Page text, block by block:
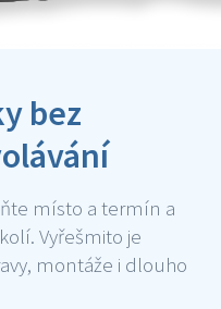
bez
místo a termín a
Vyřešmito je
montáže i dlouho